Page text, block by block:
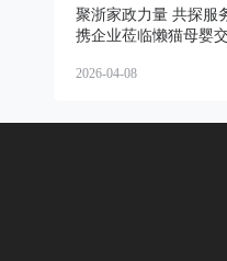
聚浙家政力量 共探服
携企业莅临懒猫母婴
2026-04-08